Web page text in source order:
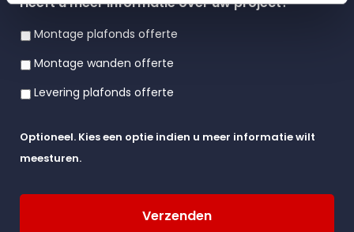
Montage plafonds offerte
Montage wanden offerte
Levering plafonds offerte
Optioneel. Kies een optie indien u meer informatie wilt
meesturen.